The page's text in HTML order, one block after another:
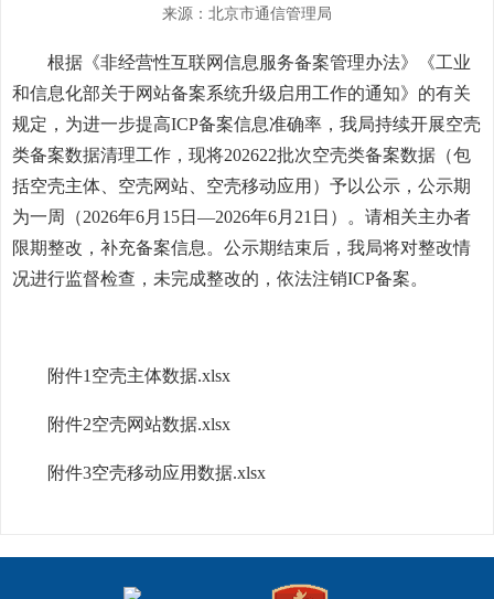
来源： 北京市通信管理局
根据《非经营性互联网信息服务备案管理办法》《工业
和信息化部关于网站备案系统升级启用工作的通知》的有关
规定，为进一步提高ICP备案信息准确率，我局持续开展空壳
类备案数据清理工作，现将202622批次空壳类备案数据（包
括空壳主体、空壳网站、空壳移动应用）予以公示，公示期
为一周（2026年6月15日—2026年6月21日）。请相关主办者
限期整改，补充备案信息。公示期结束后，我局将对整改情
况进行监督检查，未完成整改的，依法注销ICP备案。
附件1空壳主体数据.xlsx
附件2空壳网站数据.xlsx
附件3空壳移动应用数据.xlsx